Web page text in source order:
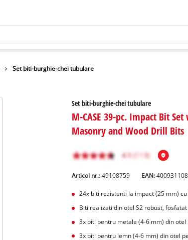
Set biti-burghie-chei tubulare
Set biti-burghie-chei tubulare
M-CASE 39-pc. Impact Bit
Masonry and Wood Drill Bits
Articol nr.: 49108759 EAN:
24x biti rezistenti la impact (25 mm) cu
Biti realizati din otel S2 robust,
3x biti pentru metale (4-6 mm) din otel
3x biti pentru lemn (4-6 mm) din otel